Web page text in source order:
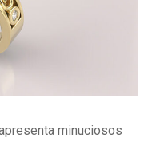
minuciosos